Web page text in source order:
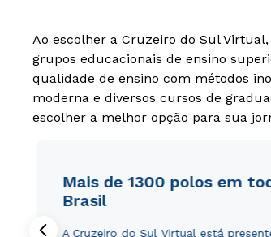
Ao escolher a Cruzeiro do Sul
grupos educacionais de ensino
qualidade de ensino com métodos
moderna e diversos cursos de
escolher a melhor opção para sua
Mais de 1300 polos em
Brasil
A Cruzeiro do Sul Virtual está